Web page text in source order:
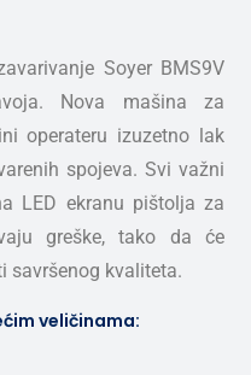
Soyer BMS9V
Nova mašina za
operateru izuzetno lak
spojeva. Svi važni
LED ekranu pištolja za
greške, tako da će
savršenog kvaliteta.
veličinama: